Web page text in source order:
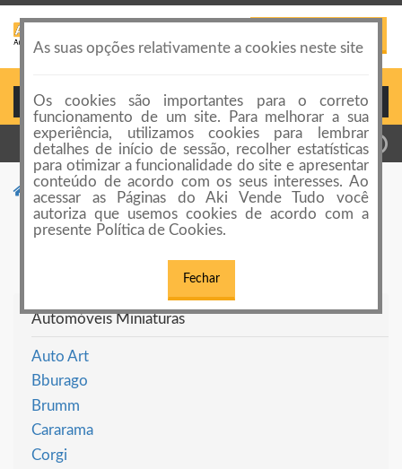
navigation
Login ou Cadastro
Categorias de anúncios Veículos em Miniatura
Veículos em Miniatura
Automóveis Miniaturas
Auto Art
Bburago
Brumm
Cararama
Corgi
As suas opções relativamente a cookies neste site
Os cookies são importantes para o correto
funcionamento de um site. Para melhorar a sua
experiência, utilizamos cookies para lembrar
detalhes de início de sessão, recolher estatísticas
para otimizar a funcionalidade do site e apresentar
conteúdo de acordo com os seus interesses. Ao
acessar as Páginas do Aki Vende Tudo você
autoriza que usemos cookies de acordo com a
presente Política de Cookies.
Fechar